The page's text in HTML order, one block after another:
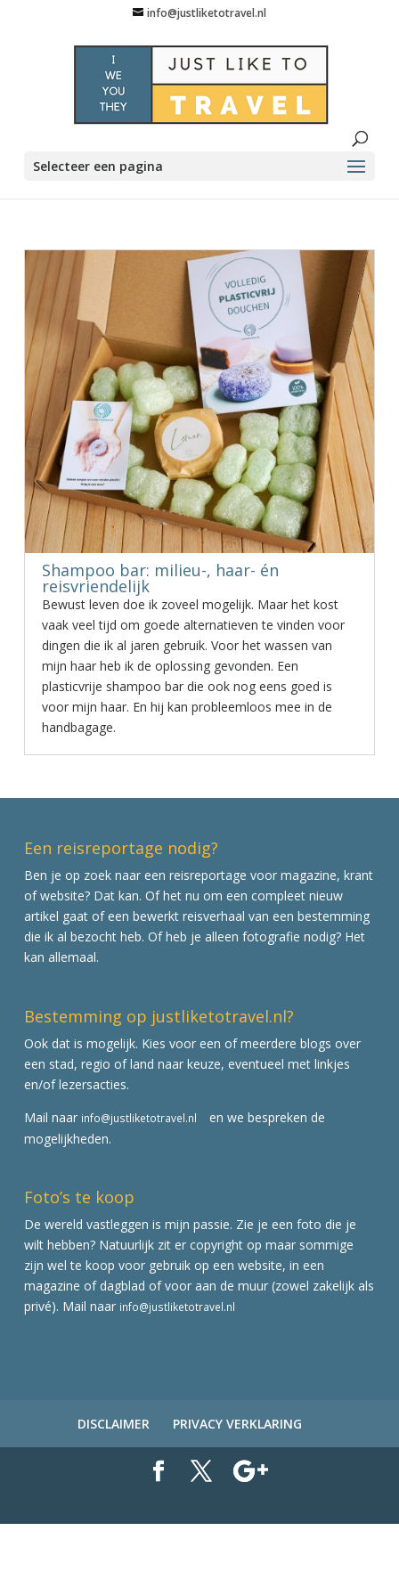
info@justliketotravel.nl
Selecteer een pagina
Shampoo bar: milieu-, haar- én
reisvriendelijk
Bewust leven doe ik zoveel mogelijk. Maar het kost
vaak veel tijd om goede alternatieven te vinden voor
dingen die ik al jaren gebruik. Voor het wassen van
mijn haar heb ik de oplossing gevonden. Een
plasticvrije shampoo bar die ook nog eens goed is
voor mijn haar. En hij kan probleemloos mee in de
handbagage.
Een reisreportage nodig?
Ben je op zoek naar een reisreportage voor magazine, krant
of website? Dat kan. Of het nu om een compleet nieuw
artikel gaat of een bewerkt reisverhaal van een bestemming
die ik al bezocht heb. Of heb je alleen fotografie nodig? Het
kan allemaal.
Bestemming op justliketotravel.nl?
Ook dat is mogelijk. Kies voor een of meerdere blogs over
een stad, regio of land naar keuze, eventueel met linkjes
en/of lezersacties.
Mail naar info@justliketotravel.nl
en we bespreken de
mogelijkheden.
Foto’s te koop
De wereld vastleggen is mijn passie. Zie je een foto die je
wilt hebben? Natuurlijk zit er copyright op maar sommige
zijn wel te koop voor gebruik op een website, in een
magazine of dagblad of voor aan de muur (zowel zakelijk als
privé). Mail naar info@justliketotravel.nl
DISCLAIMER PRIVACY VERKLARING